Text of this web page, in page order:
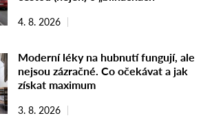
4. 8. 2026
Moderní léky na hubnutí fungují, ale
nejsou zázračné. Co očekávat a jak
získat maximum
3. 8. 2026